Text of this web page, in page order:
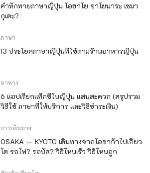
คำทักทายภาษาญี่ปุ่น โอฮาโย ซาโยนาระ เซมา
กุเตะ?
ภาษา
13 ประโยคภาษาญี่ปุ่นที่ใช้ตามร้านอาหารญี่ปุ่น
อาหาร
6 แอปเรียกแท็กซี่ในญี่ปุ่น แสนสะดวก (สรุปรวม
วิธีใช้ ภาษาที่ให้บริการ และวิธีชำระเงิน)
การเดินทาง
OSAKA ⇔ KYOTO เดินทางจากโอซาก้าไปเกียว
โต รถไฟ? รถบัส? วิธีไหนเร็ว วิธีไหนถูก